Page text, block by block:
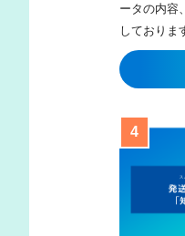
ータの内容
しておりま